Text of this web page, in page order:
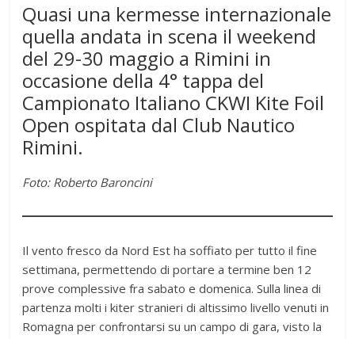
Quasi una kermesse internazionale
quella andata in scena il weekend
del 29-30 maggio a Rimini in
occasione della 4° tappa del
Campionato Italiano CKWI Kite Foil
Open ospitata dal Club Nautico
Rimini.
Foto: Roberto Baroncini
Il vento fresco da Nord Est ha soffiato per tutto il fine
settimana, permettendo di portare a termine ben 12
prove complessive fra sabato e domenica. Sulla linea di
partenza molti i kiter stranieri di altissimo livello venuti in
Romagna per confrontarsi su un campo di gara, visto la